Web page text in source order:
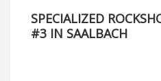
SPECIALIZED
#3 IN SAALBACH